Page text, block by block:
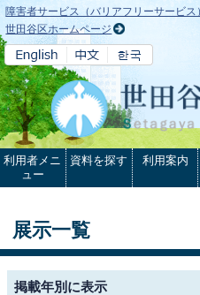
本文へ
障害者サービス（バリアフリーサービス
世田谷区ホームページ
利用者メニ
ュー
資料を探す 利用案内
展示一覧
掲載年別に表示